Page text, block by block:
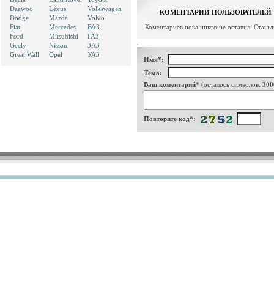
Daewoo
Dodge
Fiat
Ford
Geely
Great Wall
Lexus
Mazda
Mercedes
Mitsubishi
Nissan
Opel
Volkswagen
Volvo
ВАЗ
ГАЗ
ЗАЗ
УАЗ
КОМЕНТАРИИ ПОЛЬЗОВАТЕЛЕЙ
Коментариев пока никто не оставил.
Имя*:
Тема:
Ваш коментарий* (осталось символов:
Повторите код*: